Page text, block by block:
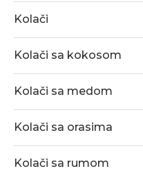
Kolači
Kolači sa kokosom
Kolači sa medom
Kolači sa orasima
Kolači sa rumom